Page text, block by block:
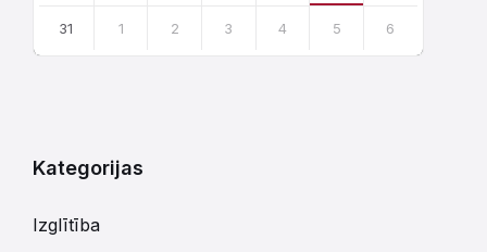
31 1 2 3 4 5 6
Kategorijas
Izglītība